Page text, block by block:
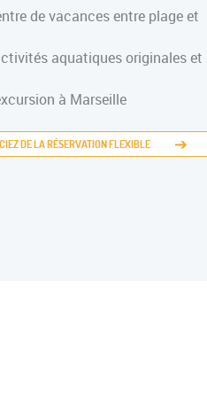
de vacances entre plage et
aquatiques originales et
à Marseille
DE LA RÉSERVATION FLEXIBLE